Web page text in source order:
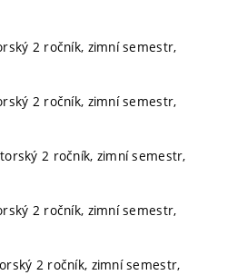
2 ročník, zimní semestr,
2 ročník, zimní semestr,
2 ročník, zimní semestr,
2 ročník, zimní semestr,
2 ročník, zimní semestr,